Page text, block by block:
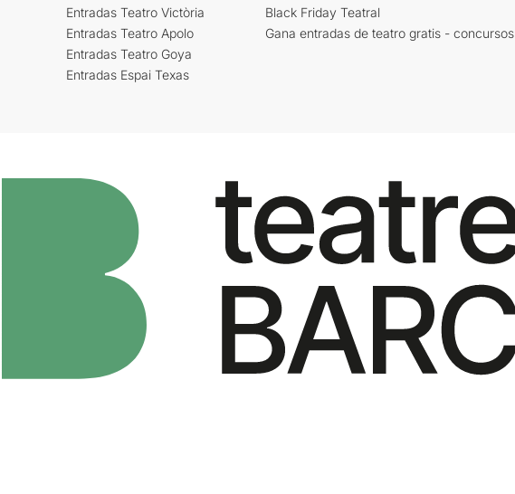
Entradas Teatro Victòria
Entradas Teatro Apolo
Entradas Teatro Goya
Entradas Espai Texas
Black Friday Teatral
Gana entradas de teatro gratis - concursos